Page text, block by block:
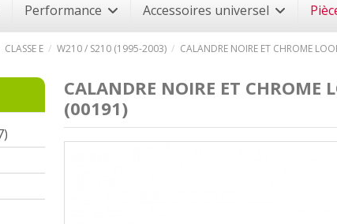
Performance Accessoires universel
CLASSE E W210 / S210 (1995-2003) CALANDRE NOIRE ET CHROME
CALANDRE NOIRE ET CHROME
(00191)